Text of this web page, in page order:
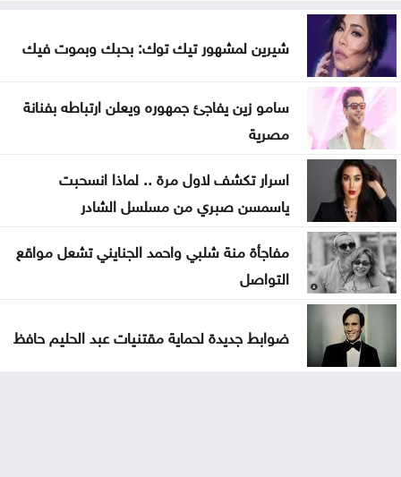
شيرين لمشهور تيك توك: بحبك وبموت فيك
سامو زين يفاجئ جمهوره ويعلن ارتباطه بفنانة
مصرية
اسرار تكشف لاول مرة .. لماذا انسحبت
ياسمسن صبري من مسلسل الشادر
مفاجأة منة شلبي واحمد الجنايني تشعل مواقع
التواصل
ضوابط جديدة لحماية مقتنيات عبد الحليم حافظ